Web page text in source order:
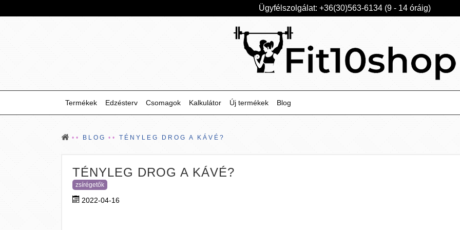
Ügyfélszolgálat: +36(30)563-6134 (9 - 14 óráig)
Termékek Edzésterv Csomagok Kalkulátor Új termékek Blog
BLOG TÉNYLEG DROG A KÁVÉ?
TÉNYLEG DROG A KÁVÉ?
zsírégetők
2022-04-16